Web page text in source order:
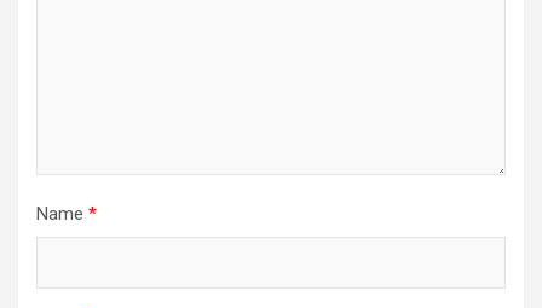
Name *